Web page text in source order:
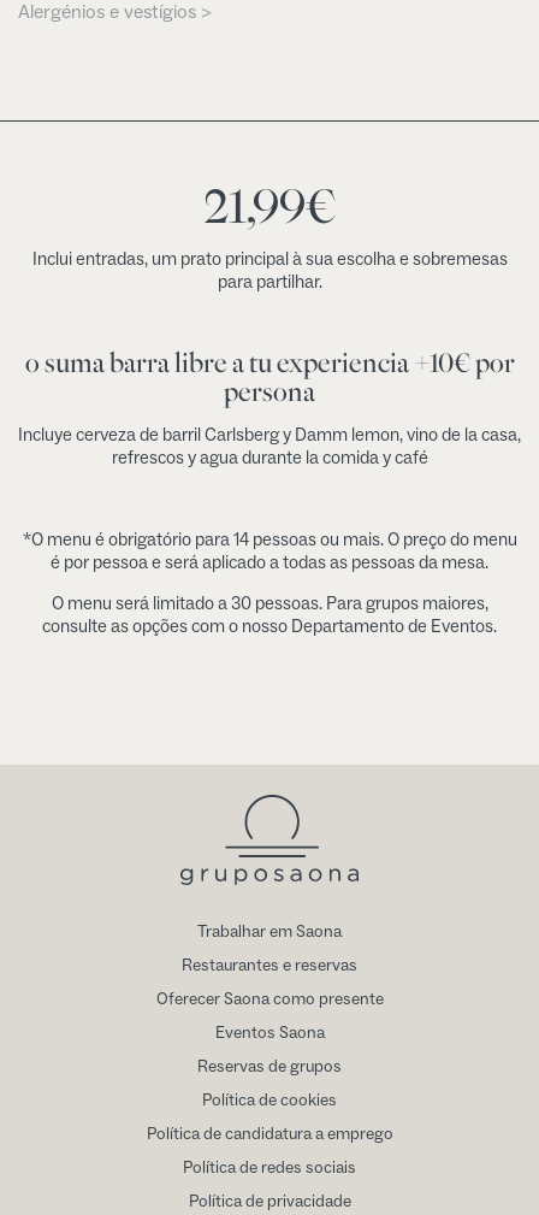
Alergénios e vestígios >
21,99€
Inclui entradas, um prato principal à sua escolha e sobremesas
para partilhar.
o suma barra libre a tu experiencia +10€ por
persona
Incluye cerveza de barril Carlsberg y Damm lemon, vino de la casa,
refrescos y agua durante la comida y café
*O menu é obrigatório para 14 pessoas ou mais. O preço do menu
é por pessoa e será aplicado a todas as pessoas da mesa.
O menu será limitado a 30 pessoas. Para grupos maiores,
consulte as opções com o nosso Departamento de Eventos.
Trabalhar em Saona
Restaurantes e reservas
Oferecer Saona como presente
Eventos Saona
Reservas de grupos
Política de cookies
Política de candidatura a emprego
Política de redes sociais
Política de privacidade